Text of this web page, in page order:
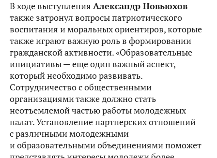
В ходе выступления Александр Новьюхов
также затронул вопросы патриотического
воспитания и моральных ориентиров, которые
также играют важную роль в формировании
гражданской активности. «Образовательные
инициативы — еще один важный аспект,
который необходимо развивать.
Сотрудничество с общественными
организациями также должно стать
неотъемлемой частью работы молодежных
палат. Установление партнерских отношений
с различными молодежными
и образовательными объединениями поможет